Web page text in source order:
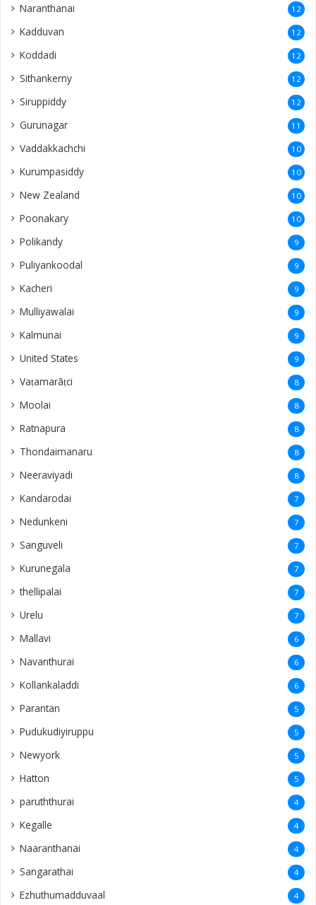
Naranthanai 12
Kadduvan 12
Koddadi 12
Sithankerny 12
Siruppiddy 12
Gurunagar 11
Vaddakkachchi 10
Kurumpasiddy 10
New Zealand 10
Poonakary 10
Polikandy 9
Puliyankoodal 9
Kacheri 9
Mulliyawalai 9
Kalmunai 9
United States 9
Vaṭamarāṭci 8
Moolai 8
Ratnapura 8
Thondaimanaru 8
Neeraviyadi 8
Kandarodai 7
Nedunkeni 7
Sanguveli 7
Kurunegala 7
thellipalai 7
Urelu 7
Mallavi 6
Navanthurai 6
Kollankaladdi 6
Parantan 5
Pudukudiyiruppu 5
Newyork 5
Hatton 5
paruththurai 4
Kegalle 4
Naaranthanai 4
Sangarathai 4
Ezhuthumadduvaal 4